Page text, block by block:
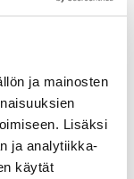
ja mainosten
Lisäksi
ja analytiikka-
käytät